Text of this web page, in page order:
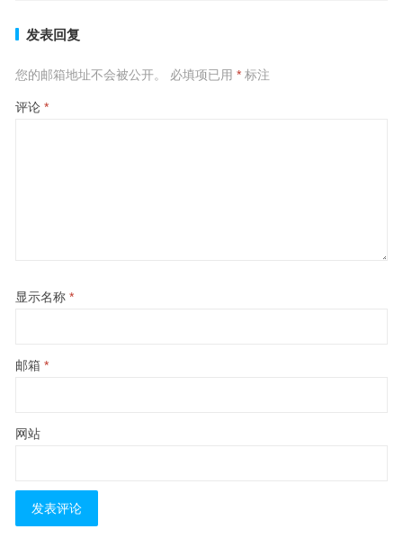
发表回复
您的邮箱地址不会被公开。 必填项已用 *标注
评论 *
显示名称 *
邮箱 *
网站